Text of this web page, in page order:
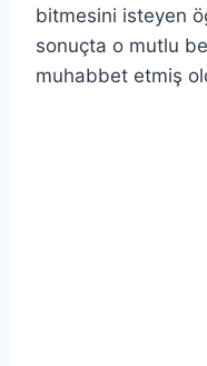
bitmesini isteyen
sonuçta o mutlu
muhabbet etmiş